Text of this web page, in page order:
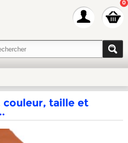
0
couleur, taille et